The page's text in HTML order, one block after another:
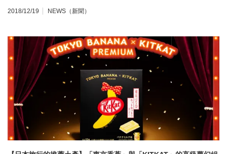
2018/12/19 NEWS（新聞）